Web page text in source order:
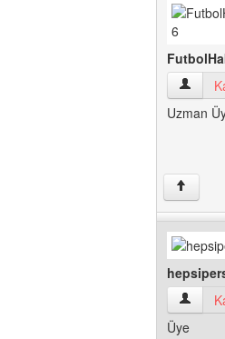
Uzman
↑
Üye